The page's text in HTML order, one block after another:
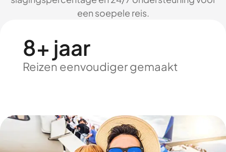
een soepele reis.
8+ jaar
Reizen eenvoudiger gemaakt